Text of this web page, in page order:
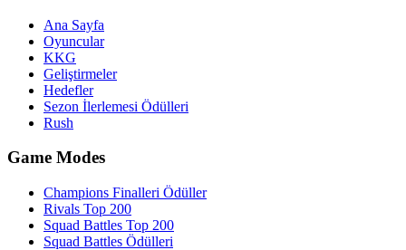
Ana Sayfa
Oyuncular
KKG
Geliştirmeler
Hedefler
Sezon İlerlemesi Ödülleri
Rush
Game Modes
Champions Finalleri Ödüller
Rivals Top 200
Squad Battles Top 200
Squad Battles Ödülleri